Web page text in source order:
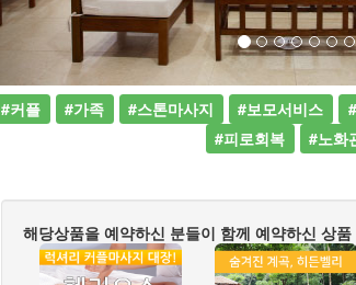
#커플 #가족 #스톤마사지 #보모서비스
#피로회복
#노화
해당상품을 예약하신 분들이 함께 예약하신 상품